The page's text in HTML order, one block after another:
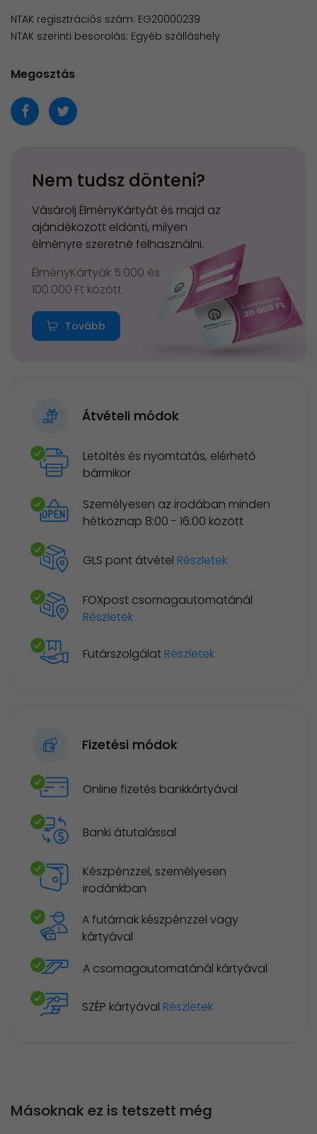
NTAK regisztrációs szám: EG20000239
NTAK szerinti besorolás: Egyéb szálláshely
Megosztás
Nem tudsz dönteni?
Vásárolj ÉlményKártyát és majd az
ajándékozott eldönti, milyen
élményre szeretné felhasználni.
ÉlményKártyák 5.000 és
100.000 Ft között
Tovább
Átvételi módok
Letöltés és nyomtatás, elérhető
bármikor
Személyesen az irodában minden
hétköznap 8:00 - 16:00 között
GLS pont átvétel Részletek
FOXpost csomagautomatánál
Részletek
Futárszolgálat Részletek
Fizetési módok
Online fizetés bankkártyával
Banki átutalással
Készpénzzel, személyesen
irodánkban
A futárnak készpénzzel vagy
kártyával
A csomagautomatánál kártyával
SZÉP kártyával Részletek
Másoknak ez is tetszett még